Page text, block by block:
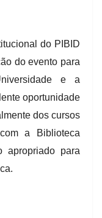
do PIBID
do evento para
e a
oportunidade
dos cursos
a Biblioteca
apropriado para